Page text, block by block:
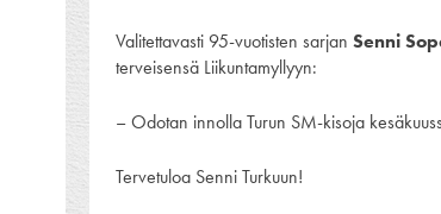
Valitettavasti 95-vuotisten sarjan Senni
terveisensä Liikuntamyllyyn:
– Odotan innolla Turun SM-kisoja
Tervetuloa Senni Turkuun!